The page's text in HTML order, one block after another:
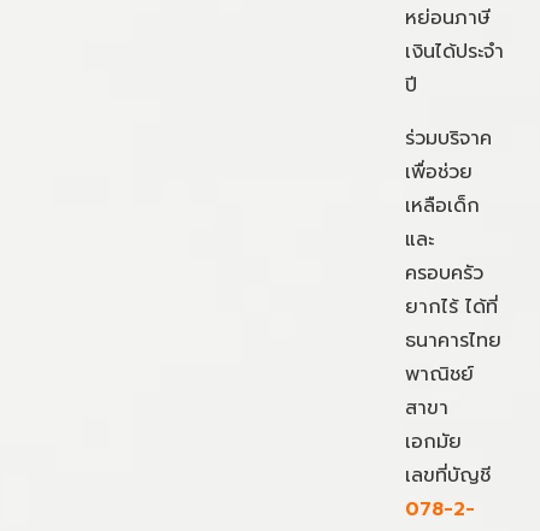
หย่อนภาษี
เงินได้ประจำ
ปี
ร่วมบริจาค
เพื่อช่วย
เหลือเด็ก
และ
ครอบครัว
ยากไร้ ได้ที่
ธนาคารไทย
พาณิชย์
สาขา
เอกมัย
เลขที่บัญชี
078-2-